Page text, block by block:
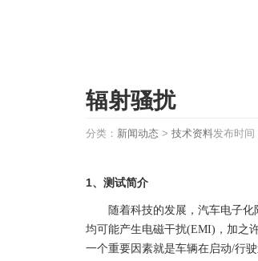
辐射骚扰
分类： 新闻动态 > 技术资料发布时间
1、测试简介
随着科技的发展，汽车电子化附
均可能产生电磁干扰(EMI)，加之
一个重要因素就是车辆在启动/行